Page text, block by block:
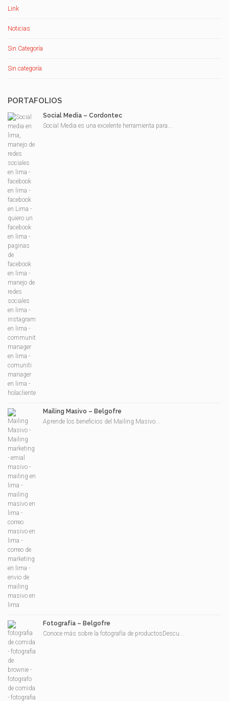
Link
Noticias
Sin Categoría
Sin categoría
PORTAFOLIOS
Social Media – Cordontec
Social Media es una excelente herramienta para...
Mailing Masivo – Belgofre
Aprende los beneficios del Mailing Masivo...
Fotografía – Belgofre
Conoce más sobre la fotografía de productosDescu...